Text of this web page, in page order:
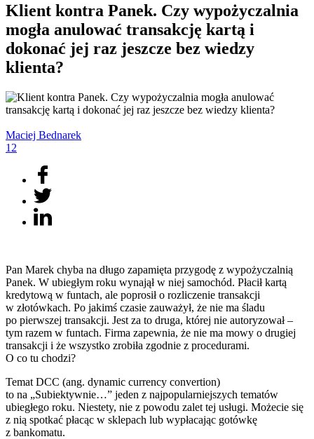
Klient kontra Panek. Czy wypożyczalnia
mogła anulować transakcję kartą i
dokonać jej raz jeszcze bez wiedzy
klienta?
Maciej Bednarek
12
Pan Marek chyba na długo zapamięta przygodę z wypożyczalnią
Panek. W ubiegłym roku wynajął w niej samochód. Płacił kartą
kredytową w funtach, ale poprosił o rozliczenie transakcji
w złotówkach. Po jakimś czasie zauważył, że nie ma śladu
po pierwszej transakcji. Jest za to druga, której nie autoryzował –
tym razem w funtach. Firma zapewnia, że nie ma mowy o drugiej
transakcji i że wszystko zrobiła zgodnie z procedurami.
O co tu chodzi?
Temat DCC (ang. dynamic currency convertion)
to na „Subiektywnie…” jeden z najpopularniejszych tematów
ubiegłego roku. Niestety, nie z powodu zalet tej usługi. Możecie się
z nią spotkać płacąc w sklepach lub wypłacając gotówkę
z bankomatu.